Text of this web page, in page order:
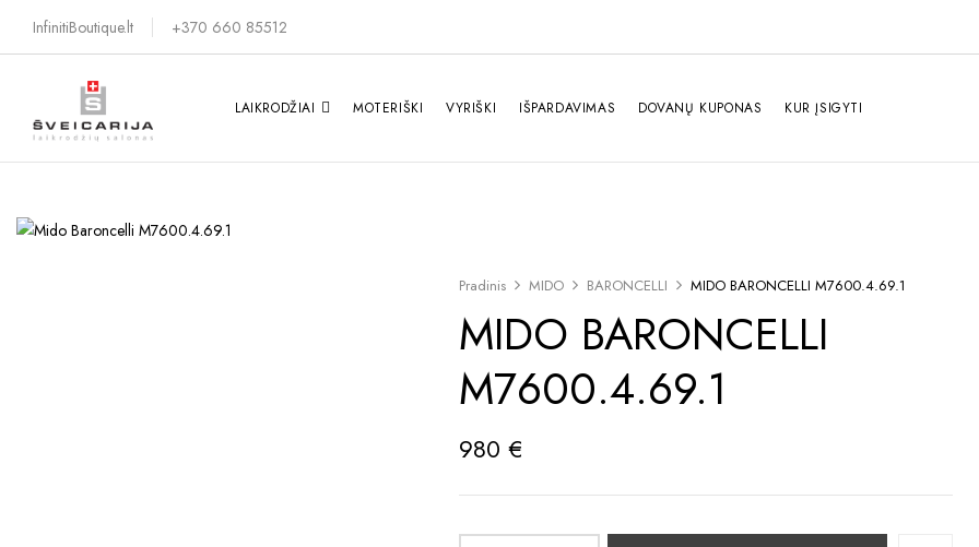
InfinitiBoutique.lt +370 660 85512
LAIKRODŽIAI MOTERIŠKI VYRIŠKI IŠPARDAVIMAS DOVANŲ KUPONAS KUR ĮSIGYTI
Pradinis MIDO BARONCELLI MIDO BARONCELLI M7600.4.69.1
MIDO BARONCELLI
M7600.4.69.1
980 €